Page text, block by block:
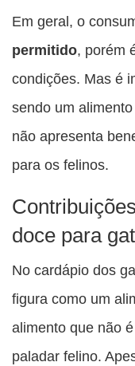
Em geral, o
permitido, porém
condições. Mas é
sendo um
não apresenta
para os felinos.
doce para
No cardápio dos
figura como um
alimento que não
paladar felino.